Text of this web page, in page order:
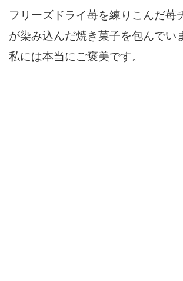
フリーズドライ苺を練りこんだ苺
が染み込んだ焼き菓子を包んでい
私には本当にご褒美です。